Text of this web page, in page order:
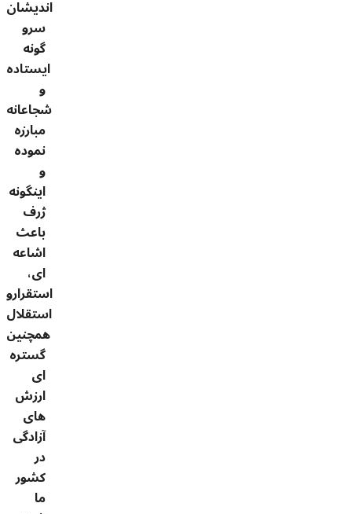
اندیشان
سرو
گونه
ایستاده
و
شجاعانه
مبارزه
نموده
و
اینگونه
ژرف
باعث
اشاعه
ای،
استقرارو
استقلال
همچنین
گستره
ای
ارزش
های
آزادگی
در
کشور
ما